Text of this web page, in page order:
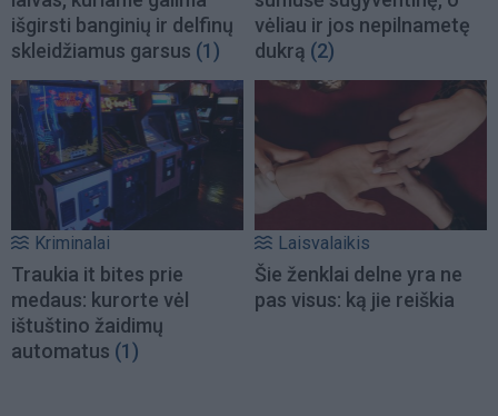
išgirsti banginių ir delfinų
skleidžiamus garsus (1)
vėliau ir jos nepilnametę
dukrą (2)
Kriminalai
Traukia it bites prie
medaus: kurorte vėl
ištuštino žaidimų
automatus (1)
Laisvalaikis
Šie ženklai delne yra ne
pas visus: ką jie reiškia